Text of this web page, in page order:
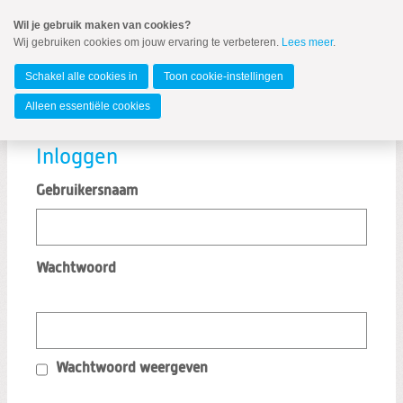
naar
Spring
de
inhoud
Spring
naar
hoofdmenu
Kampen
MENU
Inloggen
Gebruikersnaam
Wachtwoord
Wachtwoord weergeven
Wil je gebruik maken van cookies?
Wij gebruiken cookies om jouw ervaring te verbeteren. Lees meer.
Schakel alle cookies in Toon cookie-instellingen
Alleen essentiële cookies